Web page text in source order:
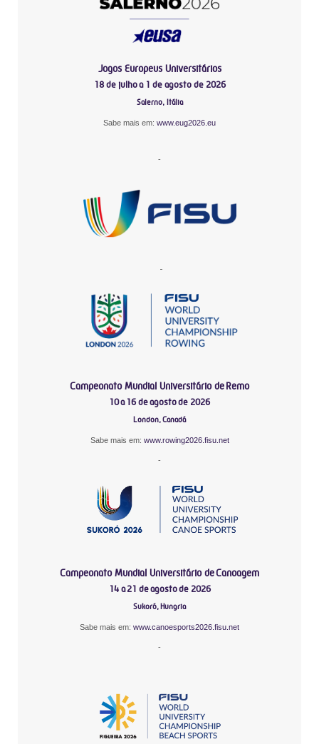
Jogos Europeus Universitários
18 de julho a 1 de agosto de 2026
Salerno, Itália
Sabe mais em: www.eug2026.eu
-
-
Campeonato Mundial Universitário de Remo
10 a 16 de agosto de 2026
London, Canadá
Sabe mais em: www.rowing2026.fisu.net
-
Campeonato Mundial Universitário de Canoagem
14 a 21 de agosto de 2026
Sukoró, Hungria
Sabe mais em: www.canoesports2026.fisu.net
-